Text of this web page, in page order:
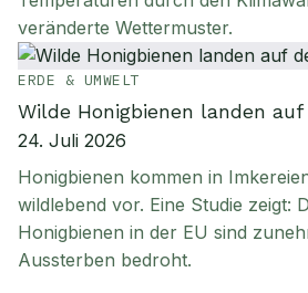
veränderte Wettermuster.
ERDE & UMWELT
Wilde Honigbienen landen
24. Juli 2026
Honigbienen kommen in
wildlebend vor. Eine Studie zeigt:
Honigbienen in der EU sind
Aussterben bedroht.